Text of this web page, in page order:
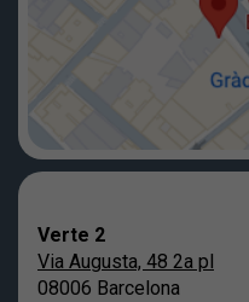
Verte 2
Via Augusta, 48 2a pl
08006 Barcelona